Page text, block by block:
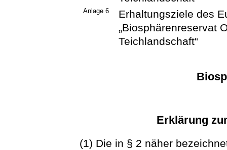
Anlage 6
Erhaltungsziele des
„Biosphärenreservat
Teichlandschaft“
Erklärung
(1) Die in § 2 näher